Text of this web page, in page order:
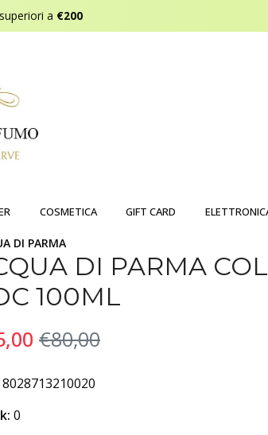
a €200
COSMETICA GIFT CARD
DI PARMA
DI PARMA
100ML
€80,00
8028713210020
0